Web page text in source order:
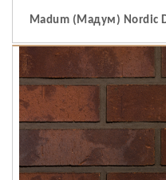
Madum (Мадум) Nordic